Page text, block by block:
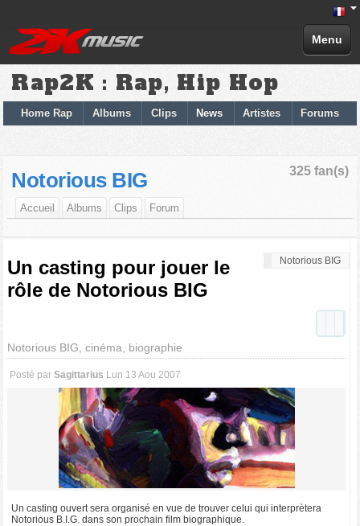
Menu
Rap2K : Rap, Hip Hop
Home Rap Albums Clips News Artistes Forums
325 fan(s)
Notorious BIG
Accueil Albums Clips Forum
Notorious BIG
Un casting pour jouer le
rôle de Notorious BIG
Notorious BIG, cinéma, biographie
Posté parSagittarius Lun 13 Aou 2007
Un casting ouvert sera organisé en vue de trouver celui qui interprètera
Notorious B.I.G. dans son prochain film biographique.